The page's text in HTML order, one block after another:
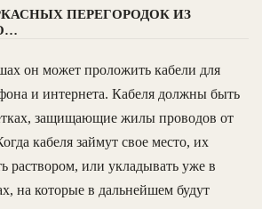
ПЕРЕГОРОДОК ИЗ
он может проложить кабели для
и интернета. Кабеля должны быть
защищающие жилы проводов от
кабеля займут свое место, их
раствором, или укладывать уже в
на которые в дальнейшем будут